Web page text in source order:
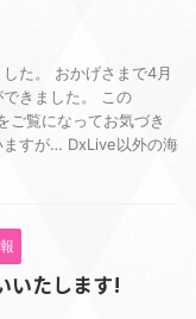
た。 おかげさまで4月
きました。 この
ご覧になってお気づき
ますが… DxLive以外の海
いたします!